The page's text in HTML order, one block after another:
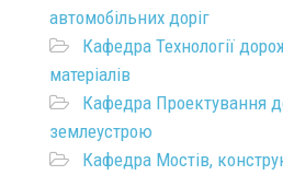
автомобільних доріг
Кафедра Технології
матеріалів
Кафедра Проектування
землеустрою
Кафедра Мостів,